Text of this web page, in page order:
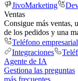
JivoMarketing
Ventas
Consigue más ventas,
de los pedidos y una
Teléfono
Integraciones
Agente de IA
Gestiona las preguntas
más frecuentes